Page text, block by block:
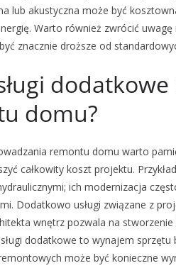
lub akustyczna może być
Warto również zwrócić
znacznie droższe od
domu?
remontu domu warto
całkowity koszt projektu.
ich modernizacja
Dodatkowo usługi związane z
wnętrz pozwala na
dodatkowe to wynajem
może być konieczne